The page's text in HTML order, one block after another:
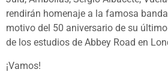
rendirán homenaje a la famosa
motivo del 50 aniversario de su
de los estudios de Abbey Road en
¡Vamos!